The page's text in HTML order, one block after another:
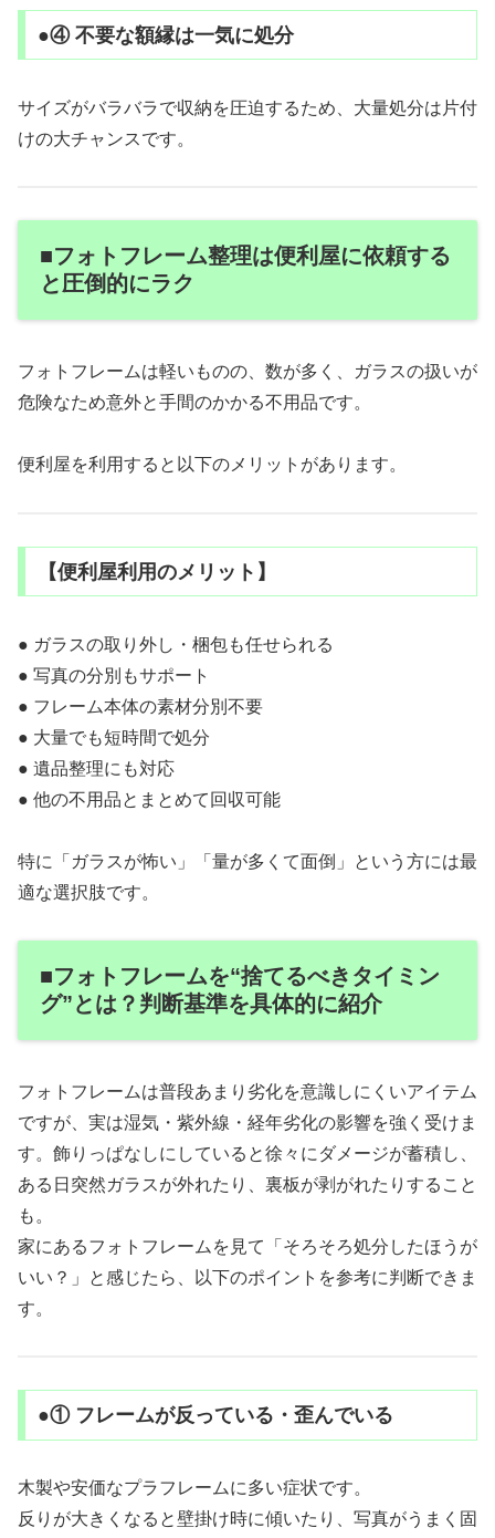
●④ 不要な額縁は一気に処分
サイズがバラバラで収納を圧迫するため、大量処分は片付
けの大チャンスです。
■フォトフレーム整理は便利屋に依頼する
と圧倒的にラク
フォトフレームは軽いものの、数が多く、ガラスの扱いが
危険なため意外と手間のかかる不用品です。
便利屋を利用すると以下のメリットがあります。
【便利屋利用のメリット】
● ガラスの取り外し・梱包も任せられる
● 写真の分別もサポート
● フレーム本体の素材分別不要
● 大量でも短時間で処分
● 遺品整理にも対応
● 他の不用品とまとめて回収可能
特に「ガラスが怖い」「量が多くて面倒」という方には最
適な選択肢です。
■フォトフレームを“捨てるべきタイミン
グ”とは？判断基準を具体的に紹介
フォトフレームは普段あまり劣化を意識しにくいアイテム
ですが、実は湿気・紫外線・経年劣化の影響を強く受けま
す。飾りっぱなしにしていると徐々にダメージが蓄積し、
ある日突然ガラスが外れたり、裏板が剥がれたりすること
も。
家にあるフォトフレームを見て「そろそろ処分したほうが
いい？」と感じたら、以下のポイントを参考に判断できま
す。
●① フレームが反っている・歪んでいる
木製や安価なプラフレームに多い症状です。
反りが大きくなると壁掛け時に傾いたり、写真がうまく固